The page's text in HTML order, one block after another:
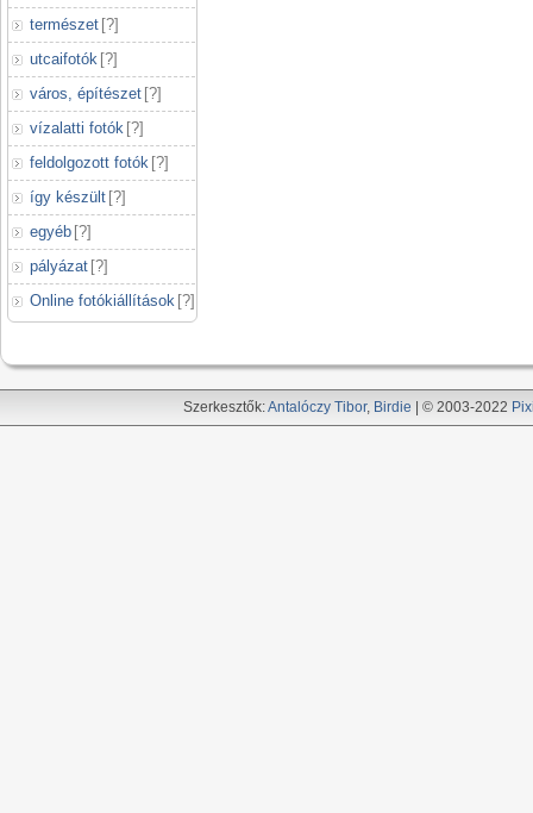
természet [?]
utcaifotók [?]
város, építészet [?]
vízalatti fotók [?]
feldolgozott fotók [?]
így készült [?]
egyéb [?]
pályázat [?]
Online fotókiállítások [?]
Szerkesztők:Antalóczy Tibor, Birdie | © 2003-2022